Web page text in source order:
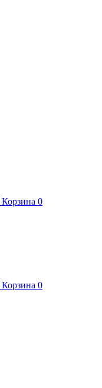
Корзина 0
Корзина 0